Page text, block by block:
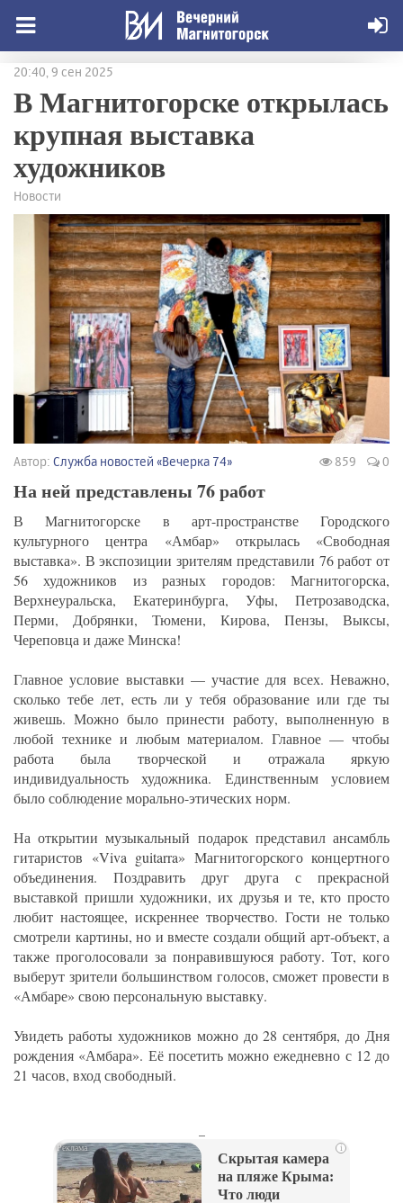
20:40, 9 сен 2025
В Магнитогорске открылась
крупная выставка
художников
Новости
Автор: Служба новостей «Вечерка 74» 859 0
На ней представлены 76 работ
В Магнитогорске в арт-пространстве Городского
культурного центра «Амбар» открылась «Свободная
выставка». В экспозиции зрителям представили 76 работ от
56 художников из разных городов: Магнитогорска,
Верхнеуральска, Екатеринбурга, Уфы, Петрозаводска,
Перми, Добрянки, Тюмени, Кирова, Пензы, Выксы,
Череповца и даже Минска!
Главное условие выставки — участие для всех. Неважно,
сколько тебе лет, есть ли у тебя образование или где ты
живешь. Можно было принести работу, выполненную в
любой технике и любым материалом. Главное — чтобы
работа была творческой и отражала яркую
индивидуальность художника. Единственным условием
было соблюдение морально-этических норм.
На открытии музыкальный подарок представил ансамбль
гитаристов «Viva guitarra» Магнитогорского концертного
объединения. Поздравить друг друга с прекрасной
выставкой пришли художники, их друзья и те, кто просто
любит настоящее, искреннее творчество. Гости не только
смотрели картины, но и вместе создали общий арт-объект, а
также проголосовали за понравившуюся работу. Тот, кого
выберут зрители большинством голосов, сможет провести в
«Амбаре» свою персональную выставку.
Увидеть работы художников можно до 28 сентября, до Дня
рождения «Амбара». Её посетить можно ежедневно с 12 до
21 часов, вход свободный.
i
Скрытая камера
на пляже Крыма:
Что люди